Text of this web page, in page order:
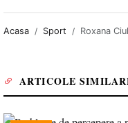
Acasa Sport Roxana
ARTICOLE